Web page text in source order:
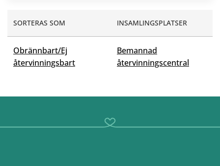
SORTERAS SOM INSAMLINGSPLATSER
Obrännbart/Ej
återvinningsbart
Bemannad
återvinningscentral